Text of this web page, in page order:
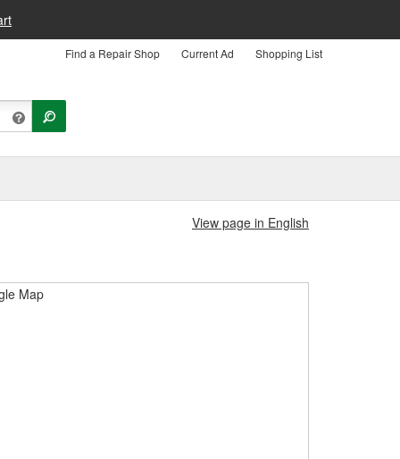
Find a Repair Shop Current Ad Shopping List
View page in English